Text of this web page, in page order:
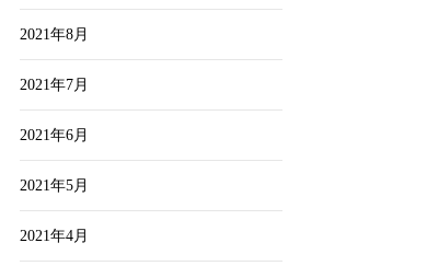
2021年8月
2021年7月
2021年6月
2021年5月
2021年4月